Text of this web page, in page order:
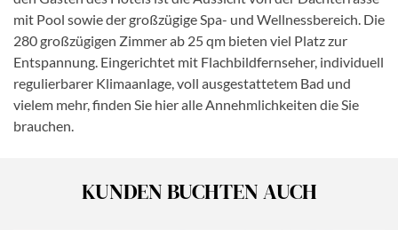
mit Pool sowie der großzügige Spa- und Wellnessbereich. Die
280 großzügigen Zimmer ab 25 qm bieten viel Platz zur
Entspannung. Eingerichtet mit Flachbildfernseher, individuell
regulierbarer Klimaanlage, voll ausgestattetem Bad und
vielem mehr, finden Sie hier alle Annehmlichkeiten die Sie
brauchen.
KUNDEN BUCHTEN AUCH